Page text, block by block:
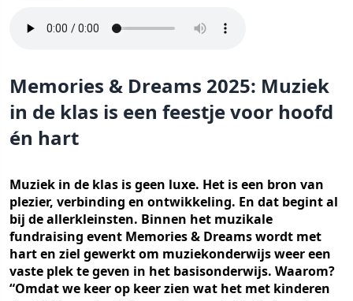
Memories & Dreams 2025: Muziek
in de klas is een feestje voor hoofd
én hart
Muziek in de klas is geen luxe. Het is een bron van
plezier, verbinding en ontwikkeling. En dat begint al
bij de allerkleinsten. Binnen het muzikale
fundraising event Memories & Dreams wordt met
hart en ziel gewerkt om muziekonderwijs weer een
vaste plek te geven in het basisonderwijs. Waarom?
“Omdat we keer op keer zien wat het met kinderen